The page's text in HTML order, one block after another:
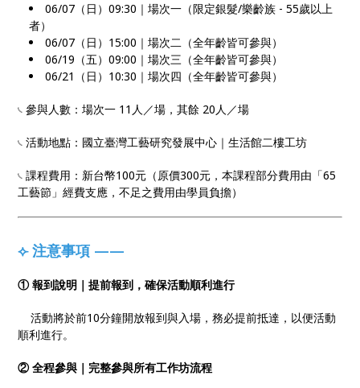
06/07（日）09:30｜場次一（限定銀髮/樂齡族 - 55歲以上
者）
06/07（日）15:00｜場次二（全年齡皆可參與）
06/19（五）09:00｜場次三（全年齡皆可參與）
06/21（日）10:30｜場次四（全年齡皆可參與）
𓏹 參與人數：場次一 11人／場，其餘 20人／場
𓏹 活動地點：國立臺灣工藝研究發展中心｜生活館二樓工坊
𓏹 課程費用：新台幣100元（原價300元，本課程部分費用由「65
工藝節」經費支應，不足之費用由學員負擔）
⟣ 注意事項 ——
① 報到說明｜提前報到，確保活動順利進行
活動將於前10分鐘開放報到與入場，務必提前抵達，以便活動
順利進行。
② 全程參與｜完整參與所有工作坊流程